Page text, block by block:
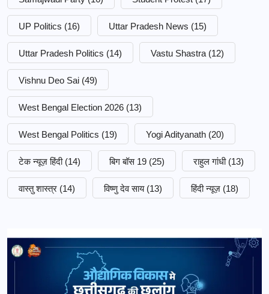
UP Politics (16) Uttar Pradesh News (15)
Uttar Pradesh Politics (14) Vastu Shastra (12)
Vishnu Deo Sai (49)
West Bengal Election 2026 (13)
West Bengal Politics (19) Yogi Adityanath (20)
टेक न्यूज़ हिंदी (14) बिग बॉस 19 (25) राहुल गांधी (13)
वास्तु शास्त्र (14) विष्णु देव साय (13) हिंदी न्यूज़ (18)